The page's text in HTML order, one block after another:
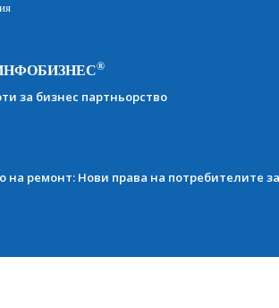
®
за бизнес партньорство
на ремонт: Нови права на потребителите